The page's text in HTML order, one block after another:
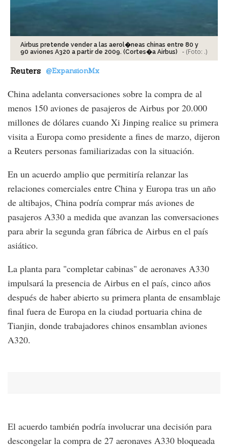
Airbus pretende vender a las aerol�neas chinas entre 80 y
90 aviones A320 a partir de 2009. (Cortes�a Airbus)
- (Foto: .)
Reuters @ExpansionMx
China adelanta conversaciones sobre la compra de al
menos 150 aviones de pasajeros de Airbus por 20.000
millones de dólares cuando Xi Jinping realice su primera
visita a Europa como presidente a fines de marzo, dijeron
a Reuters personas familiarizadas con la situación.
En un acuerdo amplio que permitiría relanzar las
relaciones comerciales entre China y Europa tras un año
de altibajos, China podría comprar más aviones de
pasajeros A330 a medida que avanzan las conversaciones
para abrir la segunda gran fábrica de Airbus en el país
asiático.
La planta para "completar cabinas" de aeronaves A330
impulsará la presencia de Airbus en el país, cinco años
después de haber abierto su primera planta de ensamblaje
final fuera de Europa en la ciudad portuaria china de
Tianjin, donde trabajadores chinos ensamblan aviones
A320.
El acuerdo también podría involucrar una decisión para
descongelar la compra de 27 aeronaves A330 bloqueada